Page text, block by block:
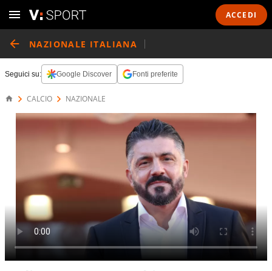
ACCEDI
NAZIONALE ITALIANA
Seguici su: Google Discover Fonti preferite
CALCIO NAZIONALE